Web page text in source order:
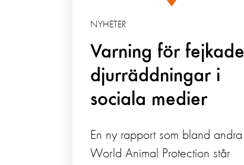
Varning för fejkade
djurräddningar i
sociala medier
NYHETER
En ny rapport som bland andra
World Animal Protection står